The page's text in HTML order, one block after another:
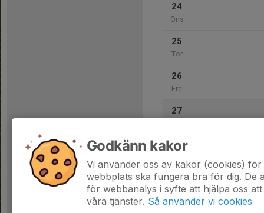
24
Ons
25
Tor
26
Fre
27
28
Godkänn kakor
Vi använder oss av kakor (cookies)
webbplats ska fungera bra för dig. De
för webbanalys i syfte att hjälpa oss
våra tjänster. Så använder vi cookies